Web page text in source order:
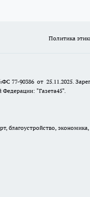
Политика
77-90386 от 25.11.2025.
"Газета45".